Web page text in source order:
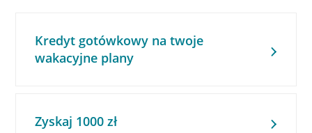
Kredyt gotówkowy na twoje
wakacyjne plany
Zyskaj 1000 zł